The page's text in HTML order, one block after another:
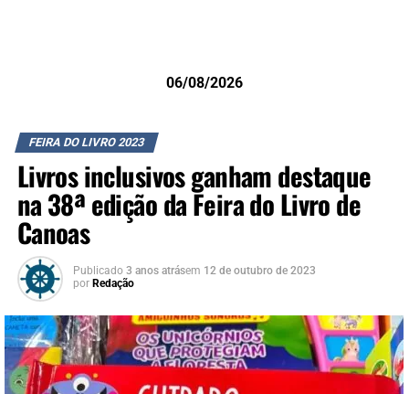
06/08/2026
FEIRA DO LIVRO 2023
Livros inclusivos ganham destaque
na 38ª edição da Feira do Livro de
Canoas
Publicado 3 anos atrásem 12 de outubro de 2023
por Redação